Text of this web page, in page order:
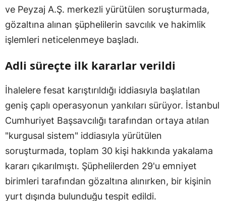
ve Peyzaj A.Ş. merkezli yürütülen soruşturmada,
gözaltına alınan şüphelilerin savcılık ve hakimlik
işlemleri neticelenmeye başladı.
Adli süreçte ilk kararlar verildi
İhalelere fesat karıştırıldığı iddiasıyla başlatılan
geniş çaplı operasyonun yankıları sürüyor. İstanbul
Cumhuriyet Başsavcılığı tarafından ortaya atılan
"kurgusal sistem" iddiasıyla yürütülen
soruşturmada, toplam 30 kişi hakkında yakalama
kararı çıkarılmıştı. Şüphelilerden 29'u emniyet
birimleri tarafından gözaltına alınırken, bir kişinin
yurt dışında bulunduğu tespit edildi.